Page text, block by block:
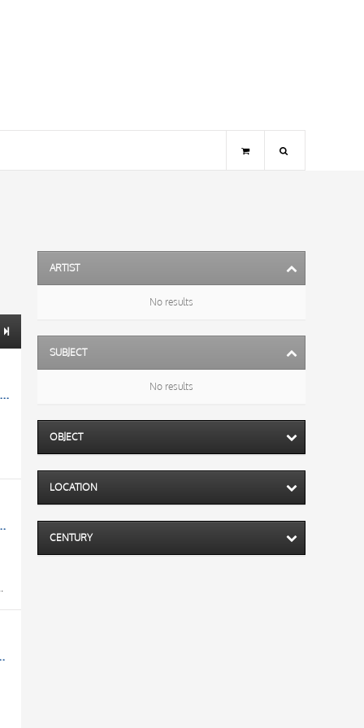
Angeli adoranti, Agnus Dei tra i simboli degli evangelisti, Episodi dell'Antico Testamento, Motivi decorativi fitomorfi con tralci di vite, Motivi decorativi vegetali e animali, Vegliardi
in trono incoronati, Cristo Redentore tra i simboli degli Evangelisti
in trono incoronati, Cristo Redentore tra i simboli degli Evangelisti
Storie dell'Antico Testamento
ARTIST
No results
SUBJECT
No results
OBJECT
LOCATION
CENTURY